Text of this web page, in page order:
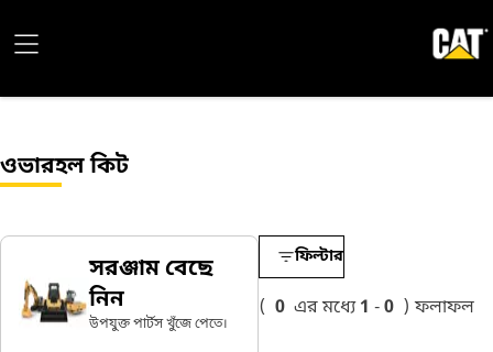
ওভারহল কিট
সরঞ্জাম বেছে
নিন
উপযুক্ত পার্টস খুঁজে পেতে।
ফিল্টার
( 0 এর মধ্যে1 -0 ) ফলাফল